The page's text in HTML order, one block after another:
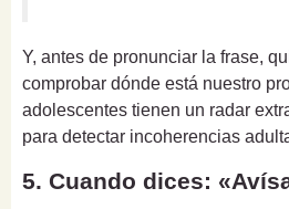
Y, antes de pronunciar la frase,
comprobar dónde está nuestro
adolescentes tienen un radar
para detectar incoherencias
5. Cuando dices: